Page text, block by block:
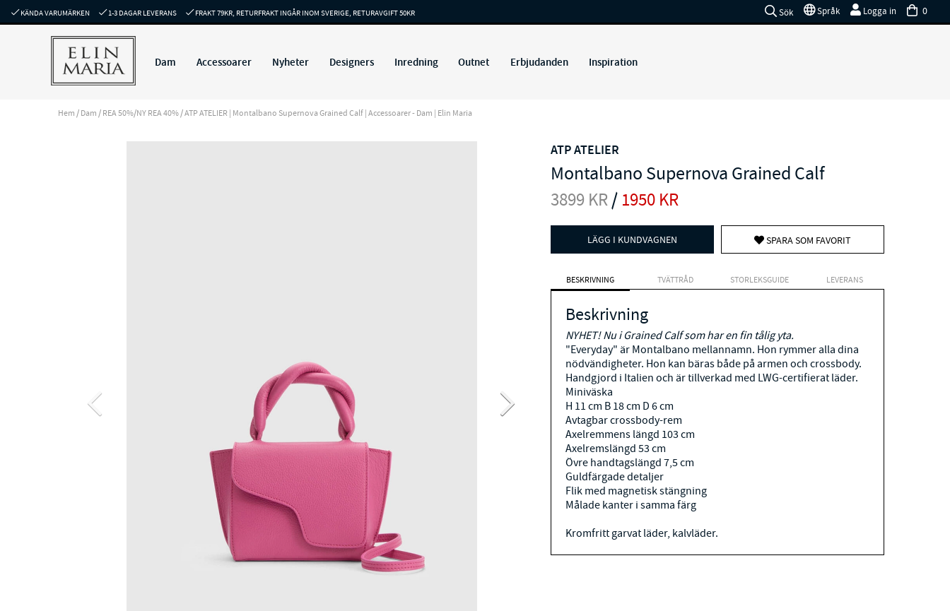
KÄNDA VARUMÄRKEN 1-3 DAGAR LEVERANS FRAKT 79KR, RETURFRAKT INGÅR INOM SVERIGE, RETURAVGIFT 50KR 0
Logga in
Språk
Sök
Dam Accessoarer Nyheter Designers Inredning Outnet Erbjudanden Inspiration
Hem /Dam /REA 50%/NY REA 40%/ATP ATELIER | Montalbano Supernova Grained Calf | Accessoarer - Dam | Elin Maria
ATP ATELIER
Montalbano Supernova Grained Calf
3899 KR/ 1950KR
LÄGG I KUNDVAGNEN SPARA SOM FAVORIT
BESKRIVNING TVÄTTRÅD STORLEKSGUIDE LEVERANS
Beskrivning
NYHET! Nu iGrained Calf som har en fin tålig yta.
"Everyday" är Montalbano mellannamn. Hon rymmer alla dina
nödvändigheter. Hon kan bäras både på armen och crossbody.
Handgjord i Italien och är tillverkad med LWG-certifierat läder.
Miniväska
H 11 cm B 18 cm D 6 cm
Avtagbar crossbody-rem
Axelremmens längd 103 cm
Axelremslängd 53 cm
Övre handtagslängd 7,5 cm
Guldfärgade detaljer
Flik med magnetisk stängning
Målade kanter i samma färg
Kromfritt garvat läder, kalvläder.